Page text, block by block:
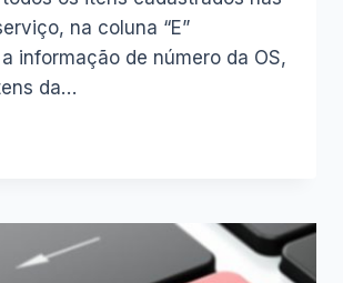
na coluna “E”
informação de número da OS,
da…